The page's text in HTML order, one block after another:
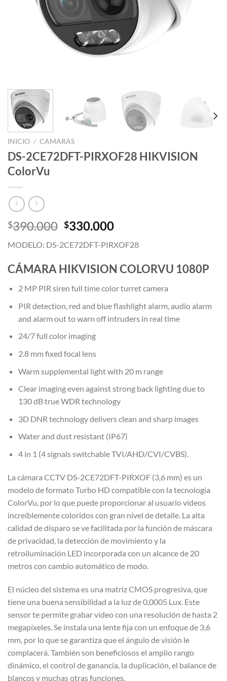
INICIO / CAMARAS
DS-2CE72DFT-PIRXOF28 HIKVISION
ColorVu
$390.000 El
original
era:
$390.000.
$330.000El
actual
es:
$330.000.
MODELO: DS-2CE72DFT-PIRXOF28
CÁMARA HIKVISION COLORVU 1080P
2 MP PIR siren full time color turret camera
PIR detection, red and blue flashlight alarm, audio alarm
and alarm out to warn off intruders in real time
24/7 full color imaging
2.8 mm fixed focal lens
Warm supplemental light with 20 m range
Clear imaging even against strong back lighting due to
130 dB true WDR technology
3D DNR technology delivers clean and sharp images
Water and dust resistant (IP67)
4 in 1 (4 signals switchable TVI/AHD/CVI/CVBS).
La cámara CCTV DS-2CE72DFT-PIRXOF (3,6 mm) es un
modelo de formato Turbo HD compatible con la tecnología
ColorVu, por lo que puede proporcionar al usuario vídeos
increíblemente coloridos con gran nivel de detalle. La alta
calidad de disparo se ve facilitada por la función de máscara
de privacidad, la detección de movimiento y la
retroiluminación LED incorporada con un alcance de 20
metros con cambio automático de modo.
El núcleo del sistema es una matriz CMOS progresiva, que
tiene una buena sensibilidad a la luz de 0,0005 Lux. Este
sensor te permite grabar vídeo con una resolución de hasta 2
megapíxeles. Se instala una lente fija con un enfoque de 3,6
mm, por lo que se garantiza que el ángulo de visión le
complacerá. También son beneficiosos el amplio rango
dinámico, el control de ganancia, la duplicación, el balance de
blancos y muchas otras funciones.